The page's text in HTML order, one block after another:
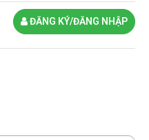
ĐĂNG KÝ/ĐĂNG NHẬP